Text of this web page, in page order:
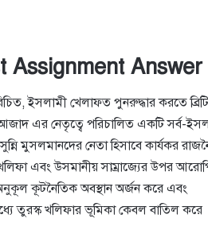
Assignment Answer
ইসলামী খেলাফত পুনরুদ্ধার করতে
এর নেতৃত্বে পরিচালিত একটি সর্ব-
মুসলমানদের নেতা হিসাবে কার্যকর
খলিফা এবং উসমানীয় সাম্রাজ্যের উপর
কূটনৈতিক অবস্থান অর্জন করে এবং
তুরস্ক খলিফার ভূমিকা কেবল বাতিল করে